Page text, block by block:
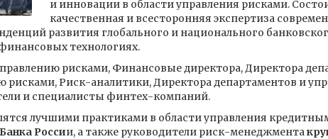
и инновации в области управления рисками.
качественная и всесторонняя экспертиза
развития глобального и национального
технологиях.
рисками, Финансовые директора, Директора
рисками, Риск-аналитики, Директора департаментов и
и специалисты финтех-компаний.
лучшими практиками в области управления
Банка России, а также руководители риск-менеджмента